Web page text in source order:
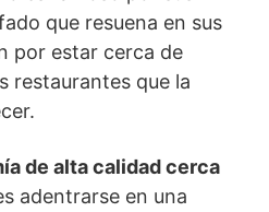
que resuena en sus
por estar cerca de
restaurantes que la
de alta calidad cerca
adentrarse en una